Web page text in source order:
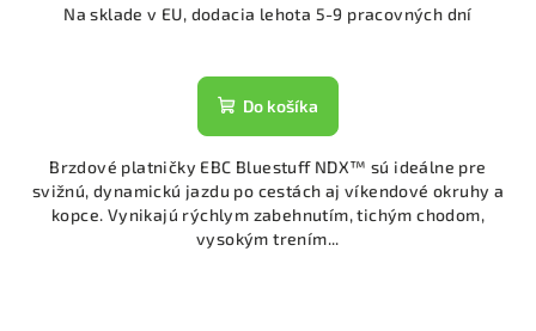
Na sklade v EU, dodacia lehota 5-9 pracovných dní
Do košíka
Brzdové platničky EBC Bluestuff NDX™ sú ideálne pre
svižnú, dynamickú jazdu po cestách aj víkendové okruhy a
kopce. Vynikajú rýchlym zabehnutím, tichým chodom,
vysokým trením...